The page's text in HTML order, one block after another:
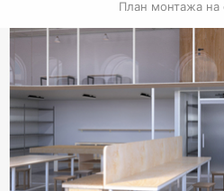
План монтажа на